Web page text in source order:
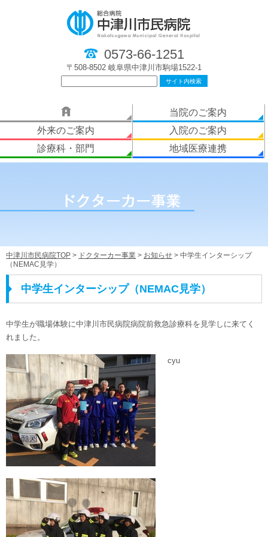
0573-66-1251
〒508-8502 岐阜県中津川市駒場1522-1
当院のご案内
外来のご案内
入院のご案内
診療科・部門
地域医療連携
中津川市民病院TOP > ドクターカー事業 > お知らせ > 中学生インターシップ
（NEMAC見学）
中学生インターシップ（NEMAC見学）
中学生が職場体験に中津川市民病院病院前救急診療科を見学しに来てく
れました。
cyu